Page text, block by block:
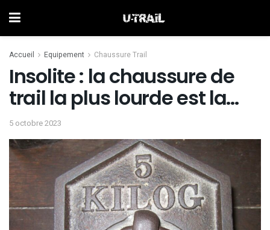
Accueil Equipement Chaussure Trail
Insolite : la chaussure de
trail la plus lourde est la…
5 octobre 2023